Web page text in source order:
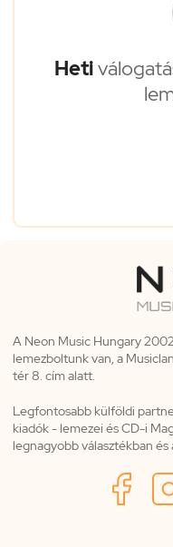
Heti
A Neon Music Hungary
lemezboltunk van, a
tér 8. cím alatt.
Legfontosabb külföldi
kiadók - lemezei és CD-i
legnagyobb választékban és